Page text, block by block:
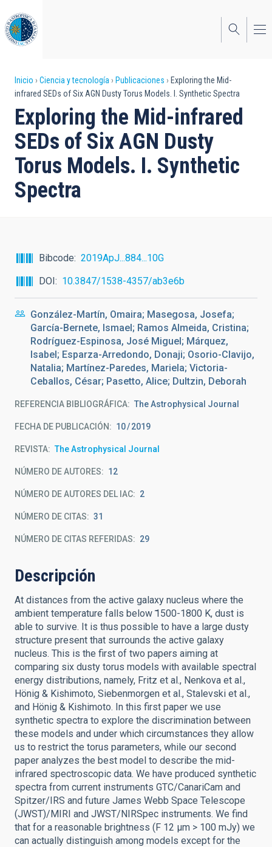
al
contenido
principal
Sobrescribir
enlaces
de
ayuda
a
la
Inicio Ciencia y tecnología Publicaciones
Exploring the Mid-
infrared SEDs of Six AGN Dusty Torus Models. I. Synthetic Spectra
Exploring the Mid-infrared
SEDs of Six AGN Dusty
Torus Models. I. Synthetic
Spectra
Bibcode
2019ApJ...884...10G
DOI
10.3847/1538-4357/ab3e6b
González-Martín, Omaira; Masegosa, Josefa;
García-Bernete, Ismael; Ramos Almeida, Cristina;
Rodríguez-Espinosa, José Miguel; Márquez,
Isabel; Esparza-Arredondo, Donaji; Osorio-Clavijo,
Natalia; Martínez-Paredes, Mariela; Victoria-
Ceballos, César; Pasetto, Alice; Dultzin, Deborah
REFERENCIA BIBLIOGRÁFICA The Astrophysical Journal
FECHA DE PUBLICACIÓN: 10 2019
REVISTA The Astrophysical Journal
NÚMERO DE AUTORES 12
NÚMERO DE AUTORES DEL IAC 2
NÚMERO DE CITAS 31
NÚMERO DE CITAS REFERIDAS 29
Descripción
At distances from the active galaxy nucleus where the
ambient temperature falls below ̃1500-1800 K, dust is
able to survive. It is thus possible to have a large dusty
structure present that surrounds the active galaxy
nucleus. This is the first of two papers aiming at
comparing six dusty torus models with available spectral
energy distributions, namely, Fritz et al., Nenkova et al.,
Hönig & Kishimoto, Siebenmorgen et al., Stalevski et al.,
and Hönig & Kishimoto. In this first paper we use
synthetic spectra to explore the discrimination between
these models and under which circumstances they allow
us to restrict the torus parameters, while our second
paper analyzes the best model to describe the mid-
infrared spectroscopic data. We have produced synthetic
spectra from current instruments GTC/CanariCam and
Spitzer/IRS and future James Webb Space Telescope
(JWST)/MIRI and JWST/NIRSpec instruments. We find
that for a reasonable brightness (F 12 μm > 100 mJy) we
can actually distinguish among models except for the